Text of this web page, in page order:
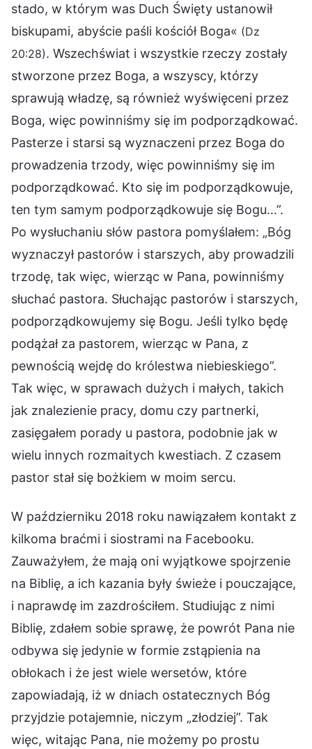
stado, w którym was Duch Święty ustanowił
biskupami, abyście paśli kościół Boga« (Dz
20:28). Wszechświat i wszystkie rzeczy zostały
stworzone przez Boga, a wszyscy, którzy
sprawują władzę, są również wyświęceni przez
Boga, więc powinniśmy się im podporządkować.
Pasterze i starsi są wyznaczeni przez Boga do
prowadzenia trzody, więc powinniśmy się im
podporządkować. Kto się im podporządkowuje,
ten tym samym podporządkowuje się Bogu…”.
Po wysłuchaniu słów pastora pomyślałem: „Bóg
wyznaczył pastorów i starszych, aby prowadzili
trzodę, tak więc, wierząc w Pana, powinniśmy
słuchać pastora. Słuchając pastorów i starszych,
podporządkowujemy się Bogu. Jeśli tylko będę
podążał za pastorem, wierząc w Pana, z
pewnością wejdę do królestwa niebieskiego”.
Tak więc, w sprawach dużych i małych, takich
jak znalezienie pracy, domu czy partnerki,
zasięgałem porady u pastora, podobnie jak w
wielu innych rozmaitych kwestiach. Z czasem
pastor stał się bożkiem w moim sercu.
W październiku 2018 roku nawiązałem kontakt z
kilkoma braćmi i siostrami na Facebooku.
Zauważyłem, że mają oni wyjątkowe spojrzenie
na Biblię, a ich kazania były świeże i pouczające,
i naprawdę im zazdrościłem. Studiując z nimi
Biblię, zdałem sobie sprawę, że powrót Pana nie
odbywa się jedynie w formie zstąpienia na
obłokach i że jest wiele wersetów, które
zapowiadają, iż w dniach ostatecznych Bóg
przyjdzie potajemnie, niczym „złodziej”. Tak
więc, witając Pana, nie możemy po prostu